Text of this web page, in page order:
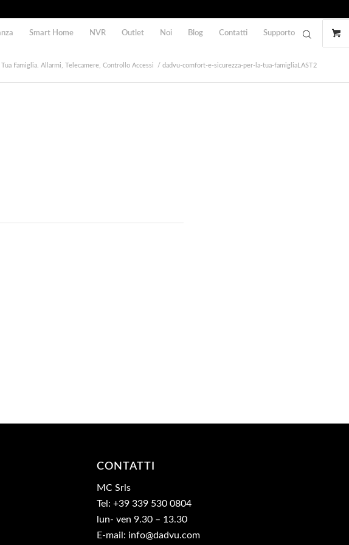
Smart Home NVR Outlet Noi Blog Contatti Supporto
Tua Famiglia. Allarmi, Telecamere, Controllo Accessi / dadvu-comfort-e-sicurezza-per-la-tua-famigliaLAST2
CONTATTI
MC Srls
Tel: +39 339 530 0804
lun- ven 9.30 – 13.30
E-mail: info@dadvu.com